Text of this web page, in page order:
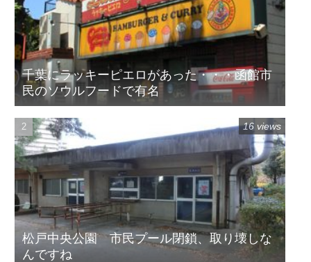
千葉にラッキーピエロがあった・・・函館市
民のソウルフードで有名
松戸中央公園 市民プール閉鎖、取り壊しな
んですね
16 views